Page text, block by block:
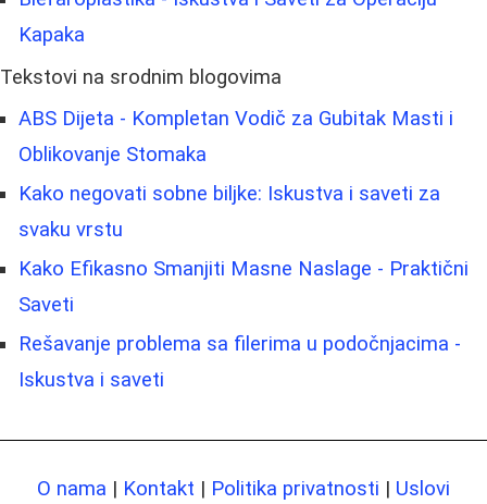
Kapaka
Tekstovi na srodnim blogovima
ABS Dijeta - Kompletan Vodič za Gubitak Masti i
Oblikovanje Stomaka
Kako negovati sobne biljke: Iskustva i saveti za
svaku vrstu
Kako Efikasno Smanjiti Masne Naslage - Praktični
Saveti
Rešavanje problema sa filerima u podočnjacima -
Iskustva i saveti
O nama | Kontakt | Politika privatnosti | Uslovi